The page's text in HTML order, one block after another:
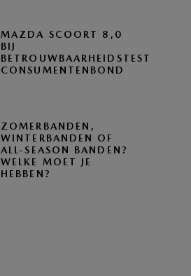
MAZDA SCOORT 8,0
BIJ
BETROUWBAARHEIDSTEST
CONSUMENTENBOND
ZOMERBANDEN,
WINTERBANDEN OF
ALL-SEASON BANDEN?
WELKE MOET JE
HEBBEN?